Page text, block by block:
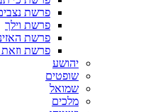
פרשת
פרשת וילך
פרשת
פרשת
יהושע
שופטים
שמואל
מלכים